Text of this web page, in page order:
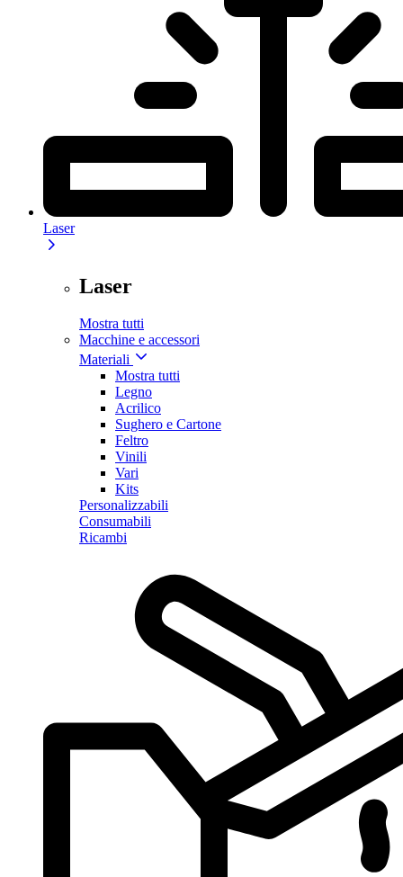
Laser
Laser
Mostra tutti
Macchine e accessori
Materiali
Mostra tutti
Legno
Acrilico
Sughero e Cartone
Feltro
Vinili
Vari
Kits
Personalizzabili
Consumabili
Ricambi